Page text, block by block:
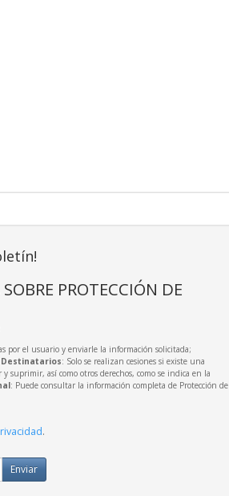
PROTECCIÓN DE
por el usuario y enviarle la información solicitada;
Destinatarios: Solo se realizan cesiones si existe una
y suprimir, así como otros derechos, como se indica en la
: Puede consultar la información completa de Protección de
.
Enviar